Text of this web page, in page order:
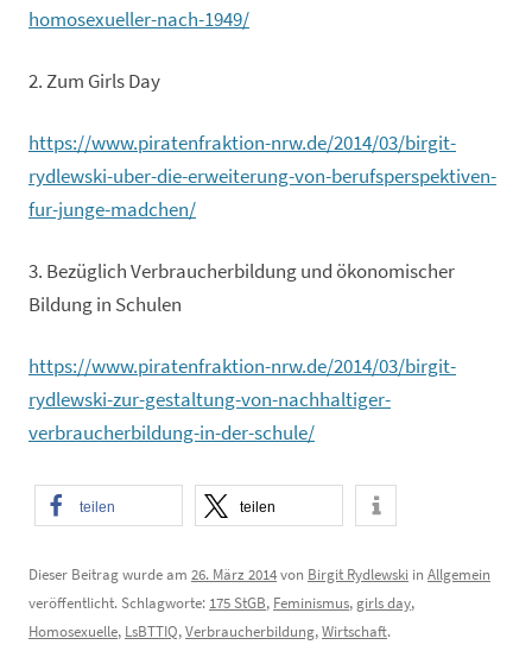
homosexueller-nach-1949/
2. Zum Girls Day
https://www.piratenfraktion-nrw.de/2014/03/birgit-
rydlewski-uber-die-erweiterung-von-berufsperspektiven-
fur-junge-madchen/
3. Bezüglich Verbraucherbildung und ökonomischer
Bildung in Schulen
https://www.piratenfraktion-nrw.de/2014/03/birgit-
rydlewski-zur-gestaltung-von-nachhaltiger-
verbraucherbildung-in-der-schule/
teilen teilen
Dieser Beitrag wurde am 26. März 2014von Birgit Rydlewski in Allgemein
veröffentlicht. Schlagworte: 175 StGB, Feminismus, girls day,
Homosexuelle, LsBTTIQ,Verbraucherbildung,Wirtschaft.